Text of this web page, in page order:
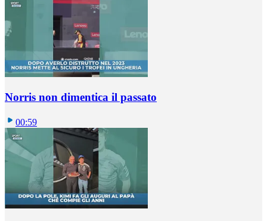
Norris non dimentica il passato
00:59